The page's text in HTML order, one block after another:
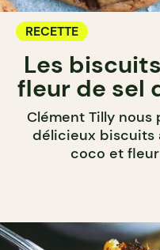
RECETTE
Les
fleur de sel
Clément Tilly
délicieux biscuits
coco et